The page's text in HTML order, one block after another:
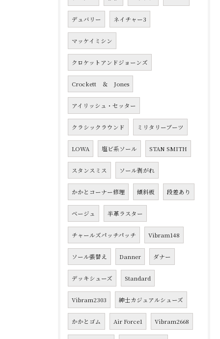
デュバリー ネイチャー3
マッケイミシン
クロケットアンドジョーンズ
Crockett ＆ Jones
アイリッシュ・セッター
クラシックラウンド ミリタリーブーツ
LOWA 塩ビ系ソール STAN SMITH
スタンスミス ソール剥がれ
かかとコーナー修理 傾斜板 段差あり
ベージュ 半革ラスター
チャールズパッチパッチ Vibram148
ソール張替え Danner ダナー
デッキシューズ Standard
Vibram2303 紳士カジュアルシューズ
かかとゴム Air Force1 Vibram2668